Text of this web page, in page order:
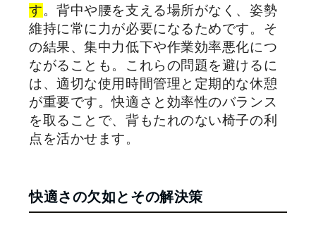
す。背中や腰を支える場所がなく、姿勢
維持に常に力が必要になるためです。そ
の結果、集中力低下や作業効率悪化につ
ながることも。これらの問題を避けるに
は、適切な使用時間管理と定期的な休憩
が重要です。快適さと効率性のバランス
を取ることで、背もたれのない椅子の利
点を活かせます。
快適さの欠如とその解決策